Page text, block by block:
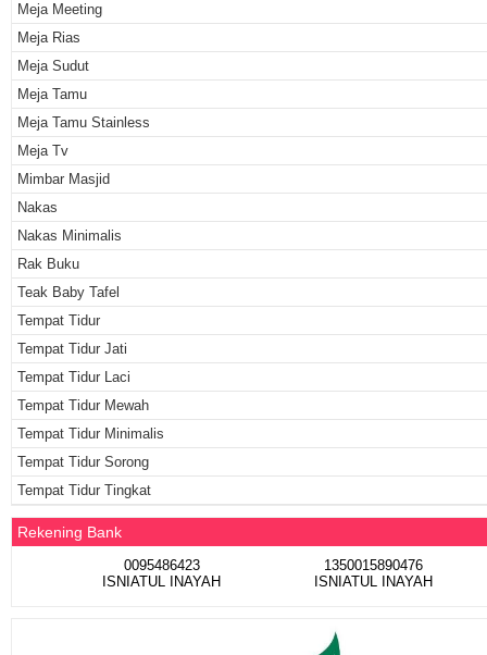
Meja Meeting
Meja Rias
Meja Sudut
Meja Tamu
Meja Tamu Stainless
Meja Tv
Mimbar Masjid
Nakas
Nakas Minimalis
Rak Buku
Teak Baby Tafel
Tempat Tidur
Tempat Tidur Jati
Tempat Tidur Laci
Tempat Tidur Mewah
Tempat Tidur Minimalis
Tempat Tidur Sorong
Tempat Tidur Tingkat
Rekening Bank
0095486423
ISNIATUL INAYAH
1350015890476
ISNIATUL INAYAH